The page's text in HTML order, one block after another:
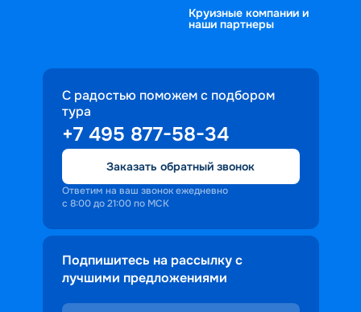
Круизные компании и
наши партнеры
С радостью поможем с подбором
тура
+7 495 877-58-34
Заказать обратный звонок
Ответим на ваш звонок ежедневно
с 8:00 до 21:00 по МСК
Подпишитесь на рассылку с
лучшими предложениями